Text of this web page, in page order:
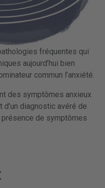
fréquentes qui
aujourd’hui bien
commun l’anxiété.
des symptômes anxieux
diagnostic avéré de
de symptômes